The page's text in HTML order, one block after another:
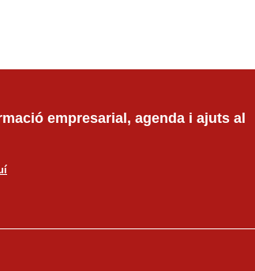
empresarial, agenda i ajuts al